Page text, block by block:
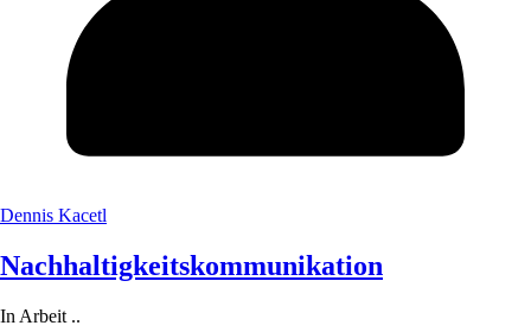
Dennis Kacetl
Nachhaltigkeitskommunikation
In Arbeit ..